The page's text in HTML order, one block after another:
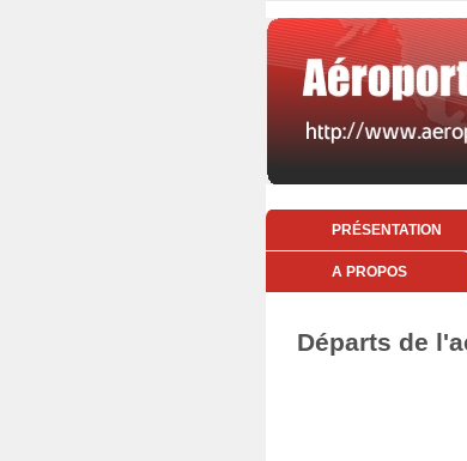
PRÉSENTATION
A PROPOS
Départs de